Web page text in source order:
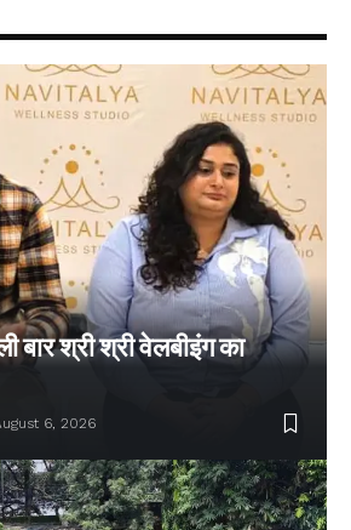
बार श्री श्री वेलबीइंग का
6, 2026